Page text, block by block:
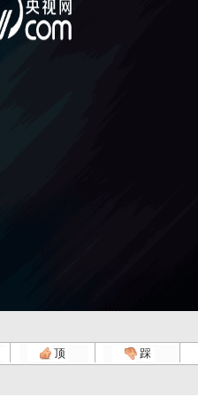
顶 踩